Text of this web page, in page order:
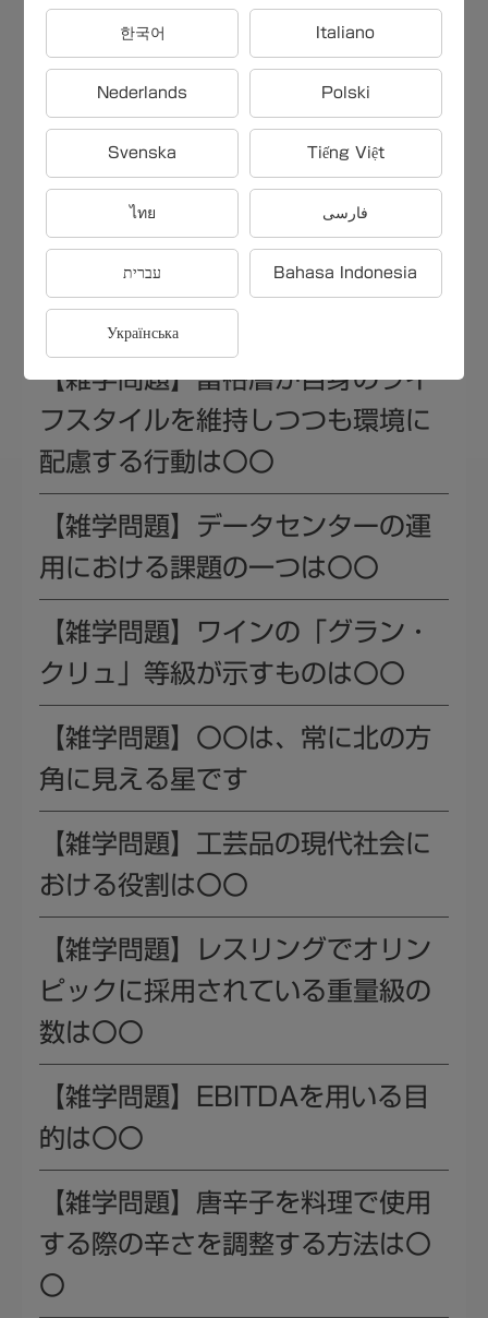
持ちさせるために推奨される保管
方法は〇〇
【雑学問題】ロッテリアで提供さ
れる、季節限定メニューの一例は
【雑学問題】ギャラリーの主な機
能は〇〇
【雑学問題】富裕層が自身のライ
フスタイルを維持しつつも環境に
配慮する行動は〇〇
【雑学問題】データセンターの運
用における課題の一つは〇〇
【雑学問題】ワインの「グラン・
クリュ」等級が示すものは〇〇
【雑学問題】〇〇は、常に北の方
角に見える星です
【雑学問題】工芸品の現代社会に
おける役割は〇〇
【雑学問題】レスリングでオリン
ピックに採用されている重量級の
数は〇〇
【雑学問題】EBITDAを用いる目
的は〇〇
【雑学問題】唐辛子を料理で使用
する際の辛さを調整する方法は〇
〇
한국어 Italiano
Nederlands Polski
Svenska Tiếng Việt
ไทย فارسی
עברית Bahasa Indonesia
Українська